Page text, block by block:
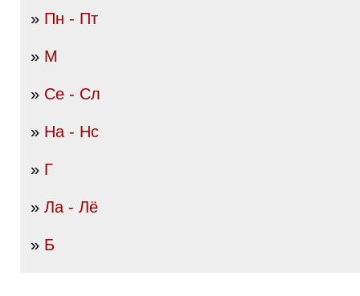
» Пн - Пт
» М
» Се - Сл
» На - Нс
» Г
» Ла - Лё
» Б